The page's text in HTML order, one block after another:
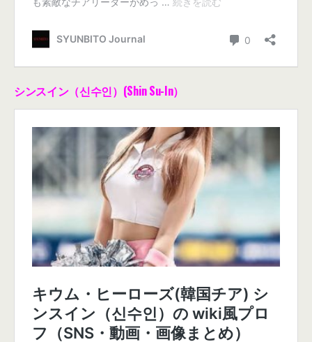
シンスイン（신수인）(Shin Su-In）